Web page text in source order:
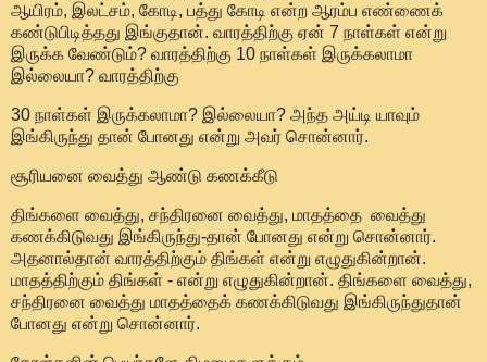
ஆயிரம், இலட்சம், கோடி, பத்து கோடி என்ற ஆரம்ப எண்ணைக்
கண்டுபிடித்தது இங்குதான். வாரத்திற்கு ஏன் 7 நாள்கள் என்று
இருக்க வேண்டும்? வாரத்திற்கு 10 நாள்கள் இருக்கலாமா
இல்லையா? வாரத்திற்கு
30 நாள்கள் இருக்கலாமா? இல்லையா? அந்த அய்டி யாவும்
இங்கிருந்து தான் போனது என்று அவர் சொன்னார்.
சூரியனை வைத்து ஆண்டு கணக்கீடு
திங்களை வைத்து, சந்திரனை வைத்து, மாதத்தை வைத்து
கணக்கிடுவது இங்கிருந்து-தான் போனது என்று சொன்னார்.
அதனால்தான் வாரத்திற்கும் திங்கள் என்று எழுதுகின்றான்.
மாதத்திற்கும் திங்கள் - என்று எழுதுகின்றான். திங்களை வைத்து,
சந்திரனை வைத்து மாதத்தைக் கணக்கிடுவது இங்கிருந்துதான்
போனது என்று சொன்னார்.